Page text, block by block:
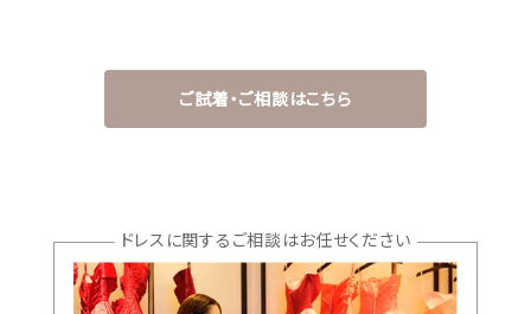
ご試着・ご相談はこちら
ドレスに関するご相談はお任せください